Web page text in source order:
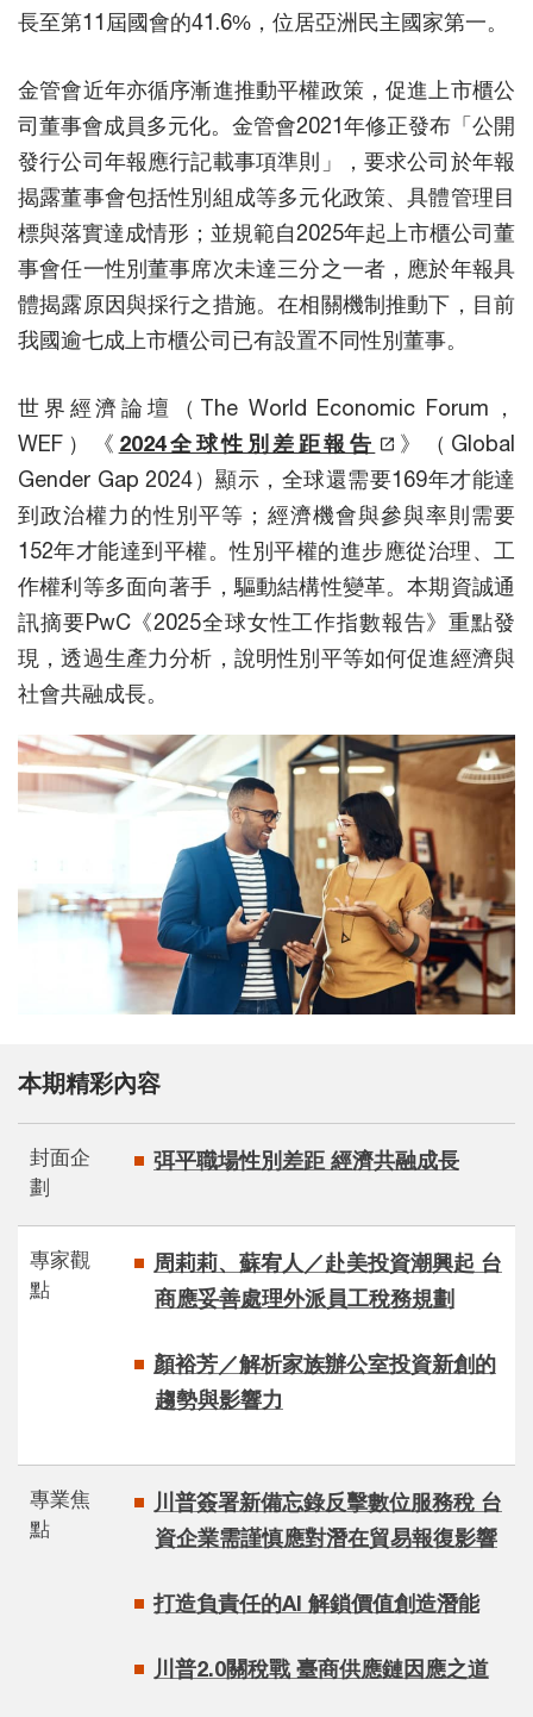
長至第11屆國會的41.6%，位居亞洲民主國家第一。
金管會近年亦循序漸進推動平權政策，促進上市櫃公
司董事會成員多元化。金管會2021年修正發布「公開
發行公司年報應行記載事項準則」，要求公司於年報
揭露董事會包括性別組成等多元化政策、具體管理目
標與落實達成情形；並規範自2025年起上市櫃公司董
事會任一性別董事席次未達三分之一者，應於年報具
體揭露原因與採行之措施。在相關機制推動下，目前
我國逾七成上市櫃公司已有設置不同性別董事。
世界經濟論壇（The World Economic Forum，
WEF）《 2024全球性別差距報告
》（Global
Gender Gap 2024）顯示，全球還需要169年才能達
到政治權力的性別平等；經濟機會與參與率則需要
152年才能達到平權。性別平權的進步應從治理、工
作權利等多面向著手，驅動結構性變革。本期資誠通
訊摘要PwC《2025全球女性工作指數報告》重點發
現，透過生產力分析，說明性別平等如何促進經濟與
社會共融成長。
本期精彩內容
封面企
劃
弭平職場性別差距 經濟共融成長
專家觀
點
周莉莉、蘇宥人／赴美投資潮興起 台
商應妥善處理外派員工稅務規劃
顏裕芳／解析家族辦公室投資新創的
趨勢與影響力
專業焦
點
川普簽署新備忘錄反擊數位服務稅 台
資企業需謹慎應對潛在貿易報復影響
打造負責任的AI 解鎖價值創造潛能​
川普2.0關稅戰 臺商供應鏈因應之道​